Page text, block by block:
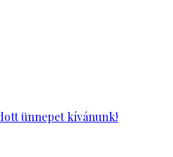
ünnepet kívánunk!